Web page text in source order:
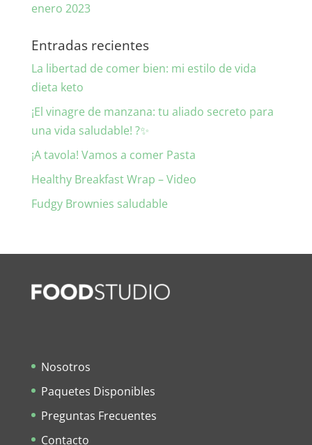
enero 2023
Entradas recientes
La libertad de comer bien: mi estilo de vida
dieta keto
¡El vinagre de manzana: tu aliado secreto para
una vida saludable! ?✨
¡A tavola! Vamos a comer Pasta
Healthy Breakfast Wrap – Video
Fudgy Brownies saludable
Nosotros
Paquetes Disponibles
Preguntas Frecuentes
Contacto